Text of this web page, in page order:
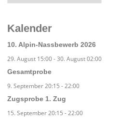
Kalender
10. Alpin-Nassbewerb 2026
29. August 15:00-30. August 02:00
Gesamtprobe
9. September 20:15 -22:00
Zugsprobe 1. Zug
15. September 20:15 -22:00